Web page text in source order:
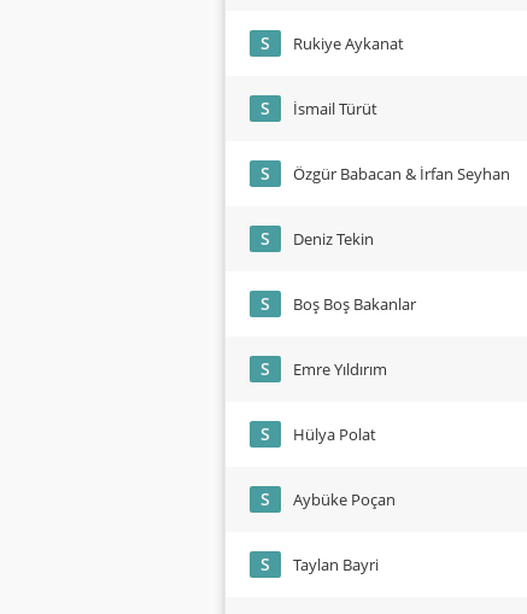
S Rukiye Aykanat
S İsmail Türüt
S Özgür Babacan & İrfan Seyhan
S Deniz Tekin
S Boş Boş Bakanlar
S Emre Yıldırım
S Hülya Polat
S Aybüke Poçan
S Taylan Bayri